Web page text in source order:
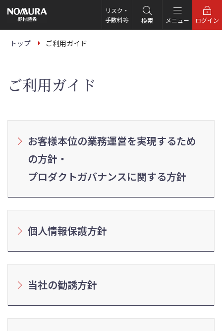
の
ー
リスク・
手数料等
検索 メニュー ログイン
トップ ご利用ガイド
ご利用ガイド
お客様本位の業務運営を実現するため
の方針・
プロダクトガバナンスに関する方針
個人情報保護方針
当社の勧誘方針